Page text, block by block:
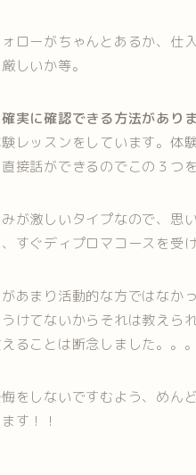
ローがちゃんとあるか、仕
しいか等。
実に確認できる方法があり
レッスンをしています。体
接話ができるのでこの３つ
が激しいタイプなので、思
すぐディプロマコースを受
あまり活動的な方ではなか
けてないからそれは教えら
ることは断念しました。。
をしないですむよう、めん
す！！